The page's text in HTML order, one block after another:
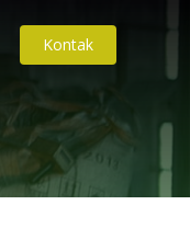
Kontak